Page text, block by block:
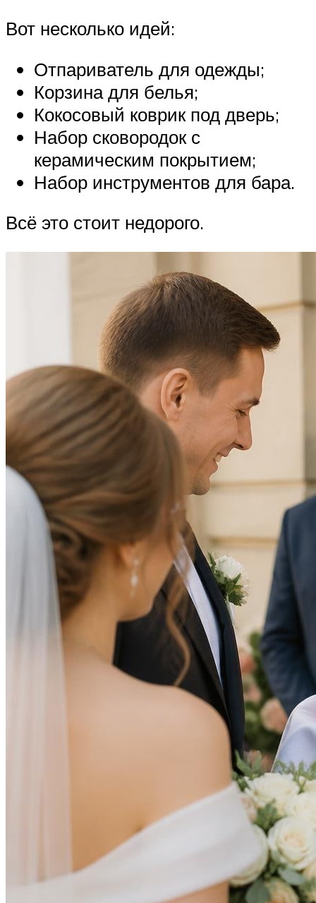
Вот несколько идей:
Отпариватель для одежды;
Корзина для белья;
Кокосовый коврик под дверь;
Набор сковородок с
керамическим покрытием;
Набор инструментов для бара.
Всё это стоит недорого.